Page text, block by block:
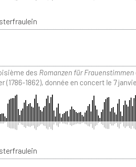
des Romanzen für Frauenstimmen
1862), donnée en concert le 7